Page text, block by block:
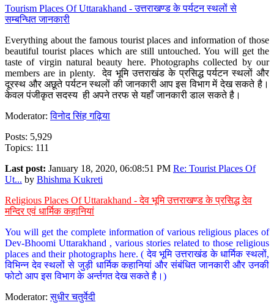
Tourism Places Of Uttarakhand - उत्तराखण्ड के पर्यटन स्थलों से
सम्बन्धित जानकारी
Everything about the famous tourist places and information of those
beautiful tourist places which are still untouched. You will get the
taste of virgin natural beauty here. Photographs collected by our
members are in plenty. देव भूमि उत्तराखंड के प्रसिद्ध पर्यटन स्थलों और
दूरस्थ और अछूते पर्यटन स्थलों की जानकारी आप इस विभाग में देख सकते है।
केवल पंजीकृत सदस्य ही अपने तरफ से यहाँ जानकारी डाल सकते है।
Moderator:विनोद सिंह गढ़िया
Posts: 5,929
Topics: 111
Last post: January 18, 2020, 06:08:51 PM Re: Tourist Places Of
Ut... by Bhishma Kukreti
Religious Places Of Uttarakhand - देव भूमि उत्तराखण्ड के प्रसिद्ध देव
मन्दिर एवं धार्मिक कहानियां
You will get the complete information of various religious places of
Dev-Bhoomi Uttarakhand , various stories related to those religious
places and their photographs here. ( देव भूमि उत्तराखंड के धार्मिक स्थलों,
विभिन्न देव स्थलों से जुड़ी धार्मिक कहानियां और संबंधित जानकारी और उनकी
फोटो आप इस विभाग के अर्न्तगत देख सकते है।)
Moderator:सुधीर चतुर्वेदी